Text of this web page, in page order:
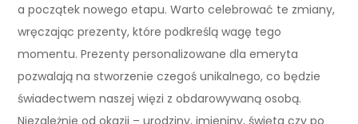
a początek nowego etapu. Warto celebrować te zmiany,
wręczając prezenty, które podkreślą wagę tego
momentu. Prezenty personalizowane dla emeryta
pozwalają na stworzenie czegoś unikalnego, co będzie
świadectwem naszej więzi z obdarowywaną osobą.
Niezależnie od okazji – urodziny, imieniny, święta czy po